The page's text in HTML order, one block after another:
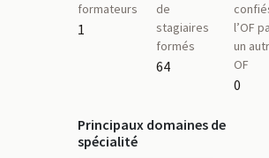
formateurs
1
de
stagiaires
formés
64
l’OF
un
OF
0
Principaux domaines de
spécialité